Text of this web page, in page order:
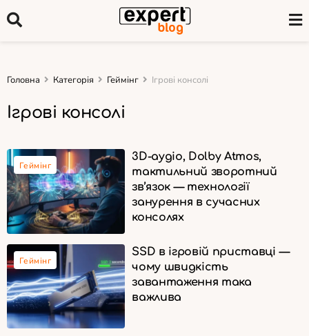
Головна Категорія Геймінг Ігрові консолі
Ігрові консолі
Геймінг
3D-аудіо, Dolby Atmos,
тактильний зворотний
зв’язок — технології
занурення в сучасних
консолях
Геймінг
SSD в ігровій приставці —
чому швидкість
завантаження така
важлива